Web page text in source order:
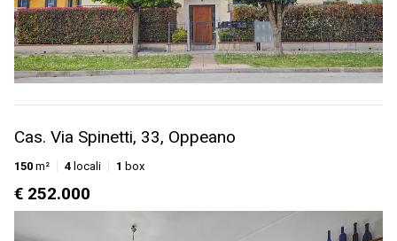
Cas. Via Spinetti, 33, Oppeano
150 m² 4 locali 1 box
€ 252.000